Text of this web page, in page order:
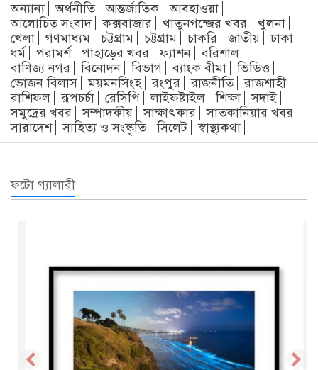
অন্যান্য অর্থনীতি আন্তর্জাতিক
আবহাওয়া
আলোচিত সংবাদ
কক্সবাজার খাতুনগন্জের খবর
খুলনা
খেলা
গণমাধ্যম চট্টগ্রাম চট্টগ্রাম চাকরি জাতীয়
ঢাকা
ধর্ম
পরামর্শ পাহাড়ের খবর ফ্যাশন
বরিশাল
বাণিজ্য নগর
বিনোদন বিভাগ ব্যাংক বীমা
ভিডিও
ভোজন বিলাস
ময়মনসিংহ রংপুর রাজনীতি
রাজশাহী
রাশিফল
রূপচর্চা রেসিপি লাইফষ্টাইল শিক্ষা
সদাই
সমুদ্রের খবর
সম্পাদকীয় সাক্ষাৎকার
সাতকানিয়ার খবর
সারাদেশ
সাহিত্য ও সংস্কৃতি সিলেট স্বাস্থ্যকথা
ফটো গ্যালারী